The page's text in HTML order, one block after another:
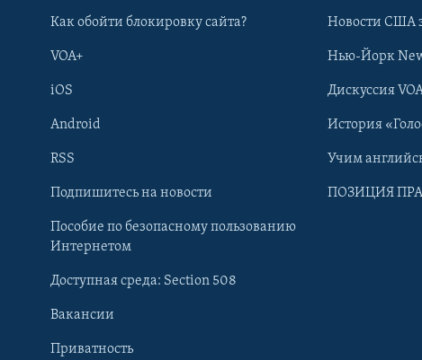
Learning English
Как обойти блокировку сайта?
VOA+
iOS
Android
RSS
Подпишитесь на новости
Пособие по безопасному пользованию
Интернетом
Доступная среда: Section 508
Вакансии
Приватность
Новости США
Нью-Йорк
Дискуссия
История
Учим
ПОЗИЦИЯ